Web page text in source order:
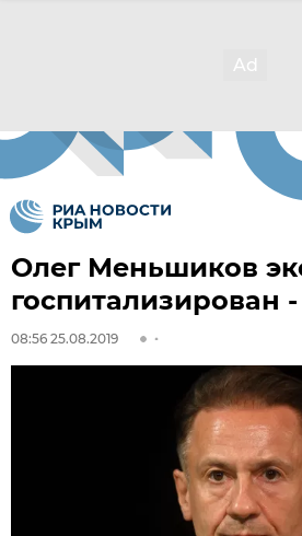
Олег Меньшиков
госпитализирован
08:56 25.08.2019